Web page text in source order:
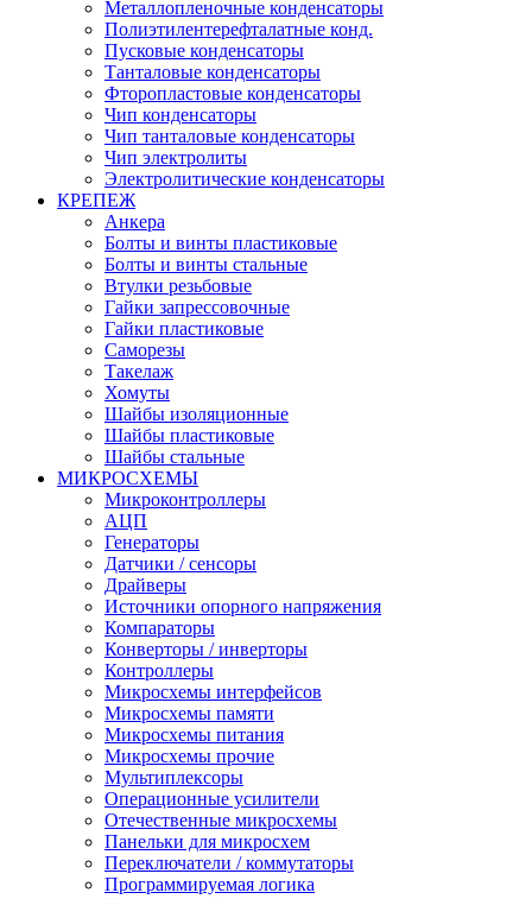
Металлопленочные конденсаторы
Полиэтилентерефталатные конд.
Пусковые конденсаторы
Танталовые конденсаторы
Фторопластовые конденсаторы
Чип конденсаторы
Чип танталовые конденсаторы
Чип электролиты
Электролитические конденсаторы
КРЕПЕЖ
Анкера
Болты и винты пластиковые
Болты и винты стальные
Втулки резьбовые
Гайки запрессовочные
Гайки пластиковые
Саморезы
Такелаж
Хомуты
Шайбы изоляционные
Шайбы пластиковые
Шайбы стальные
МИКРОСХЕМЫ
Микроконтроллеры
АЦП
Генераторы
Датчики / сенсоры
Драйверы
Источники опорного напряжения
Компараторы
Конверторы / инверторы
Контроллеры
Микросхемы интерфейсов
Микросхемы памяти
Микросхемы питания
Микросхемы прочие
Мультиплексоры
Операционные усилители
Отечественные микросхемы
Панельки для микросхем
Переключатели / коммутаторы
Программируемая логика